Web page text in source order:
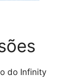
do Infinity